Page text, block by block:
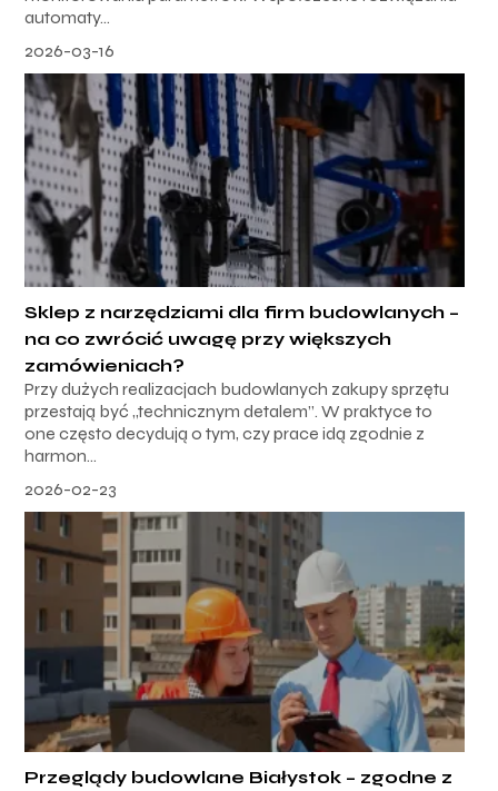
automaty...
2026-03-16
Sklep z narzędziami dla firm budowlanych –
na co zwrócić uwagę przy większych
zamówieniach?
Przy dużych realizacjach budowlanych zakupy sprzętu
przestają być „technicznym detalem”. W praktyce to
one często decydują o tym, czy prace idą zgodnie z
harmon...
2026-02-23
Przeglądy budowlane Białystok – zgodne z